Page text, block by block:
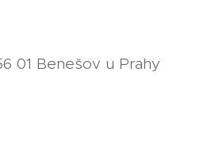
01 Benešov u Prahy